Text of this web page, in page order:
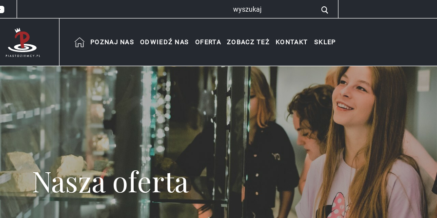
POZNAJ NAS ODWIEDŹ NAS OFERTA ZOBACZ TEŻ KONTAKT SKLEP
Nasza oferta